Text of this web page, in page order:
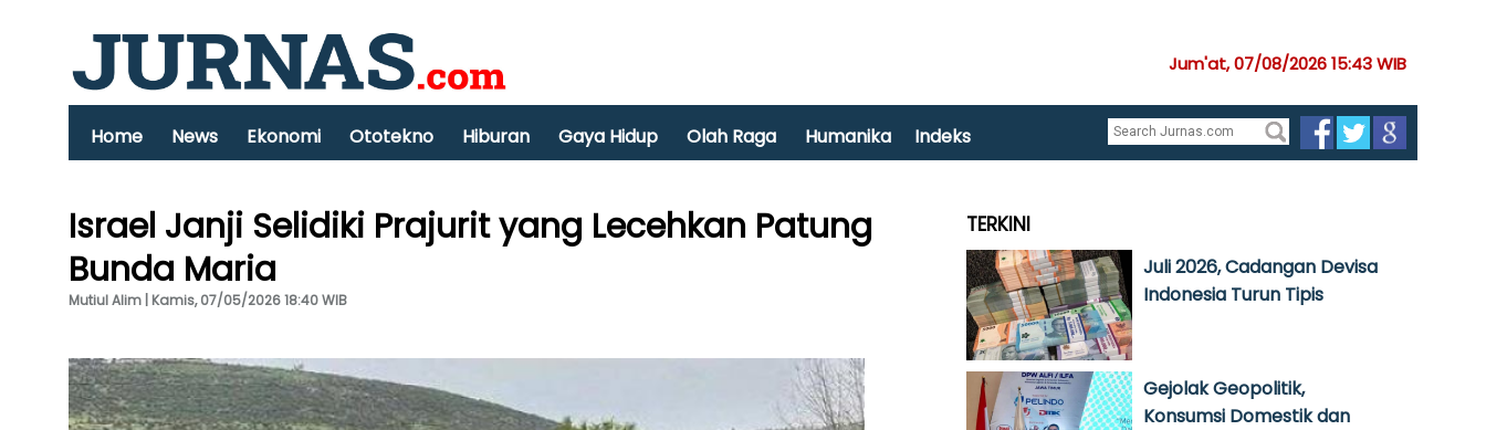
Jum'at, 07/08/2026 15:43 WIB
Home News Ekonomi Ototekno Hiburan Gaya Hidup Olah Raga Humanika Indeks
Israel Janji Selidiki Prajurit yang Lecehkan Patung
Bunda Maria
Mutiul Alim | Kamis, 07/05/2026 18:40 WIB
TERKINI
Juli 2026, Cadangan Devisa
Indonesia Turun Tipis
Gejolak Geopolitik,
Konsumsi Domestik dan